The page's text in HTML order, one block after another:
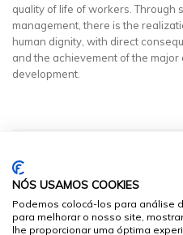
quality of life of workers. Through
management, there is the
human dignity, with direct
and the achievement of the
development.
NÓS USAMOS COOKIES
Podemos colocá-los para análise
para melhorar o nosso site,
lhe proporcionar uma óptima